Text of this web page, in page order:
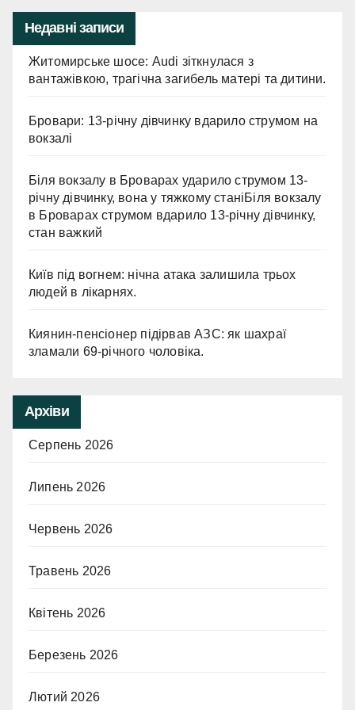
Недавні записи
Житомирське шосе: Audi зіткнулася з
вантажівкою, трагічна загибель матері та дитини.
Бровари: 13-річну дівчинку вдарило струмом на
вокзалі
Біля вокзалу в Броварах ударило струмом 13-
річну дівчинку, вона у тяжкому станіБіля вокзалу
в Броварах струмом вдарило 13-річну дівчинку,
стан важкий
Київ під вогнем: нічна атака залишила трьох
людей в лікарнях.
Киянин-пенсіонер підірвав АЗС: як шахраї
зламали 69-річного чоловіка.
Архіви
Серпень 2026
Липень 2026
Червень 2026
Травень 2026
Квітень 2026
Березень 2026
Лютий 2026